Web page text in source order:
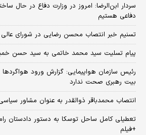
سردار ابن‌الرضا: امروز در وزارت دفاع در حال
دفاعی هستیم
تسنیم خبر انتصاب محسن رضایی در شورای
پیام تسلیت سید محمد خاتمی به سید حسن
بیت رهبری صحت ندارد
انتصاب محمدباقر ذوالقدر به عنوان مشاور
تعطیلی کامل ساحل توسکا به دستور دادستان
+فیلم